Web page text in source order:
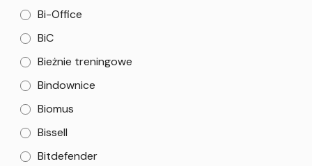
Bi-Office
BiC
Bieżnie treningowe
Bindownice
Biomus
Bissell
Bitdefender